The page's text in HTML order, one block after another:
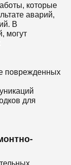
которые
аварий,
В
могут
поврежденных
для